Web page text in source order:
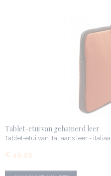
Tablet-etui van gehamerd leer
Tablet-etui van italiaans leer -
€ 49,99